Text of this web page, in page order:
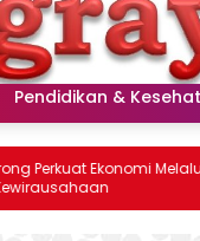
Pendidikan &
Melalui